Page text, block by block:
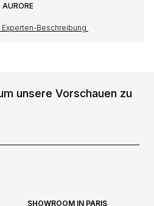
AURORE
Beschreibung
unsere Vorschauen zu
SHOWROOM IN PARIS